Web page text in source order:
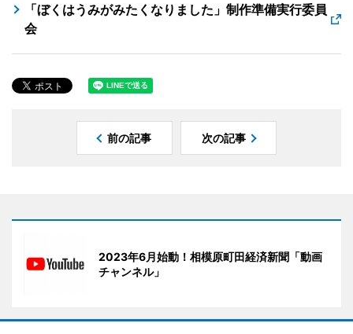
「ぼくはうみがみたくなりました」制作準備実行委員
会
前の記事 次の記事
2023年6月始動！相模原町田経済新聞「動画
チャンネル」